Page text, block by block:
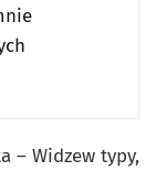
– Widzew typy,